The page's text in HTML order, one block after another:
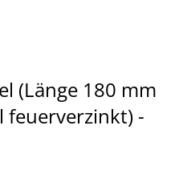
(Länge 180 mm
feuerverzinkt) -